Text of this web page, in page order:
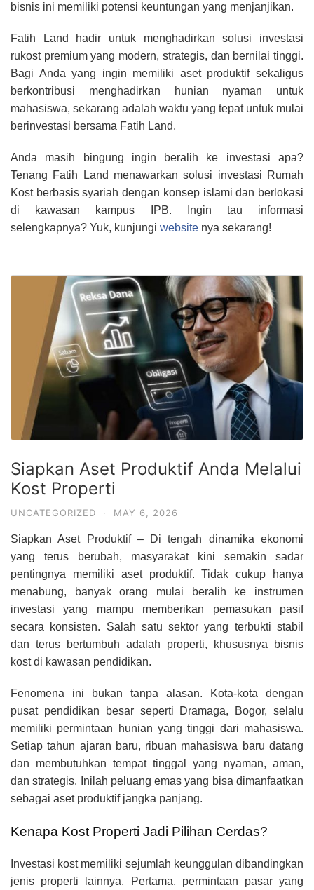
bisnis ini memiliki potensi keuntungan yang menjanjikan.
Fatih Land hadir untuk menghadirkan solusi investasi
rukost premium yang modern, strategis, dan bernilai tinggi.
Bagi Anda yang ingin memiliki aset produktif sekaligus
berkontribusi menghadirkan hunian nyaman untuk
mahasiswa, sekarang adalah waktu yang tepat untuk mulai
berinvestasi bersama Fatih Land.
Anda masih bingung ingin beralih ke investasi apa?
Tenang Fatih Land menawarkan solusi investasi Rumah
Kost berbasis syariah dengan konsep islami dan berlokasi
di kawasan kampus IPB. Ingin tau informasi
selengkapnya? Yuk, kunjungi website nya sekarang!
Siapkan Aset Produktif Anda Melalui
Kost Properti
UNCATEGORIZED · MAY 6, 2026
Siapkan Aset Produktif – Di tengah dinamika ekonomi
yang terus berubah, masyarakat kini semakin sadar
pentingnya memiliki aset produktif. Tidak cukup hanya
menabung, banyak orang mulai beralih ke instrumen
investasi yang mampu memberikan pemasukan pasif
secara konsisten. Salah satu sektor yang terbukti stabil
dan terus bertumbuh adalah properti, khususnya bisnis
kost di kawasan pendidikan.
Fenomena ini bukan tanpa alasan. Kota-kota dengan
pusat pendidikan besar seperti Dramaga, Bogor, selalu
memiliki permintaan hunian yang tinggi dari mahasiswa.
Setiap tahun ajaran baru, ribuan mahasiswa baru datang
dan membutuhkan tempat tinggal yang nyaman, aman,
dan strategis. Inilah peluang emas yang bisa dimanfaatkan
sebagai aset produktif jangka panjang.
Kenapa Kost Properti Jadi Pilihan Cerdas?
Investasi kost memiliki sejumlah keunggulan dibandingkan
jenis properti lainnya. Pertama, permintaan pasar yang